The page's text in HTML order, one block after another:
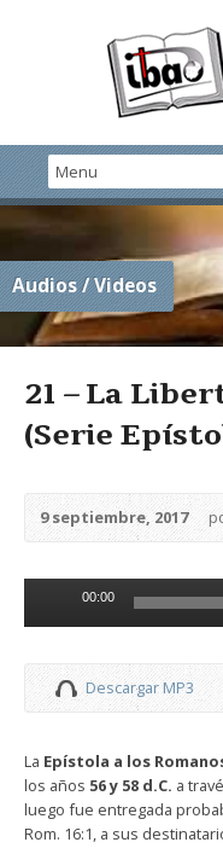
Audios / Videos
21 – La
(Serie
9 septiembre, 2017
Reproductor
00:00
Descargar MP3
La Epístola a los
los años 56 y 58 d.C. a
luego fue entregada
Rom. 16:1, a sus